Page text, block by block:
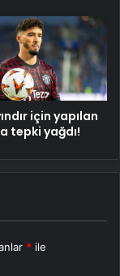
için yapılan
tepki yağdı!
* ile